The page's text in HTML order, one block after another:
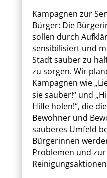
Kampagnen zur
Bürger: Die
sollen durch
sensibilisiert und
Stadt sauber zu
zu sorgen. Wir
Kampagnen wie
sie sauber!“ und
Hilfe holen!“, die
Bewohner und
sauberes Umfeld
Bürgerinnen
Problemen und